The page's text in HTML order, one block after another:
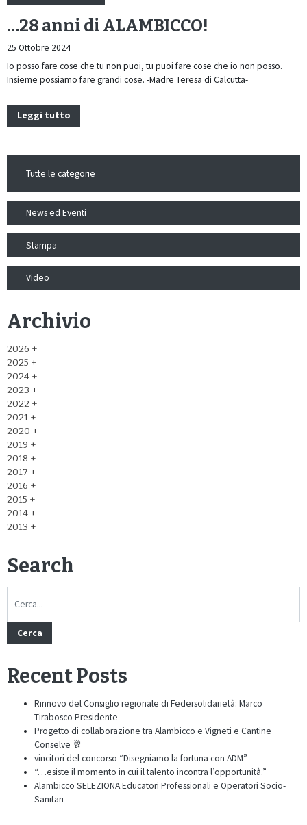
…28 anni di ALAMBICCO!
25 Ottobre 2024
Io posso fare cose che tu non puoi, tu puoi fare cose che io non posso.
Insieme possiamo fare grandi cose. -Madre Teresa di Calcutta-
Leggi tutto
Tutte le categorie
News ed Eventi
Stampa
Video
Archivio
2026
2025
2024
2023
2022
2021
2020
2019
2018
2017
2016
2015
2014
2013
Search
Cerca
Recent Posts
Rinnovo del Consiglio regionale di Federsolidarietà: Marco
Tirabosco Presidente
Progetto di collaborazione tra Alambicco e Vigneti e Cantine
Conselve 🥂
vincitori del concorso “Disegniamo la fortuna con ADM”
“…esiste il momento in cui il talento incontra l’opportunità.”
Alambicco SELEZIONA Educatori Professionali e Operatori Socio-
Sanitari